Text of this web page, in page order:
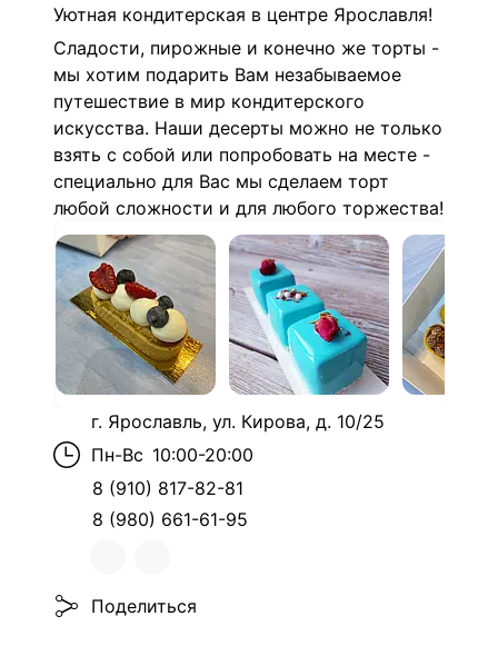
Уютная кондитерская в центре Ярославля!
Сладости, пирожные и конечно же торты -
мы хотим подарить Вам незабываемое
путешествие в мир кондитерского
искусства. Наши десерты можно не только
взять с собой или попробовать на месте -
специально для Вас мы сделаем торт
любой сложности и для любого торжества!
г. Ярославль, ул. Кирова, д. 10/25
Пн-Вс 10:00-20:00
8 (910) 817-82-81
8 (980) 661-61-95
Поделиться